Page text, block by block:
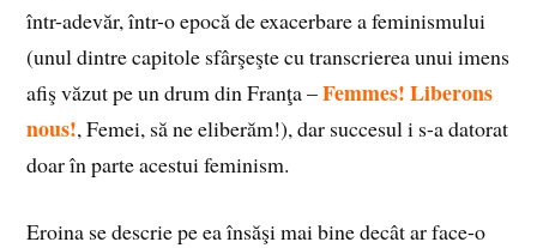
într-adevăr, într-o epocă de exacerbare a feminismului
(unul dintre capitole sfârşeşte cu transcrierea unui imens
afiş văzut pe un drum din Franţa –Femmes! Liberons
nous!, Femei, să ne eliberăm!), dar succesul i s-a datorat
doar în parte acestui feminism.
Eroina se descrie pe ea însăşi mai bine decât ar face-o